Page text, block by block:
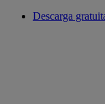
Descarga